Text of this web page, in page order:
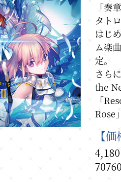
「奏
タト
はじ
ム楽
定。
さら
the
「
Rose
【